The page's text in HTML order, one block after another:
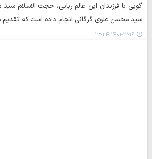
گویی با فرزندان این عالم ربانی، حجت الاسلام
سید محسن علوی گرگانی انجام داده است که تقدیم
۱۴۰۱-۱۲-۱۶ ۱۳:۲۴